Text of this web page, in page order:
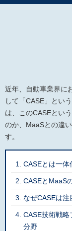
近年、自動車業界に
して「CASE」とい
は、このCASEとい
のか、MaaSとの違
す。
CASEとは一体
CASEとMaaS
なぜCASEは
CASE技術戦
分野